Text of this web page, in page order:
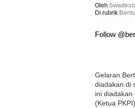
Oleh
Di rubrik
Follow
Gelaran
diadakan di
ini diadakan
(Ketua